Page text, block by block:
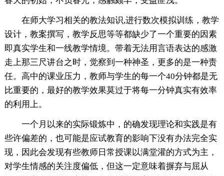
在师大学习相关的教法知识,进行数次模拟训练，教学
设计，教案撰写，教学反思等等都缺少了一个重要的因素
即真实学生和一线教学情境。带着无法用言语表达的感激
走上那三尺讲台之时，觉察到一种神圣，更多的是一种责
任。高中的课业压力，教师与学生的每一个40分钟都是无
比重要的，最好的教学效果莫过于将每一分钟真实有效率
的利用上。
一个月以来的实际锻炼中，的确发现理论和实践是有
些许偏差的，也可能是应试教育的影响下没有办法完全实
现，因此会发现有些教师日常授课以满堂灌的方式为主，
对学生情感的关注度偏低，但这一定意味着摒弃与屈从